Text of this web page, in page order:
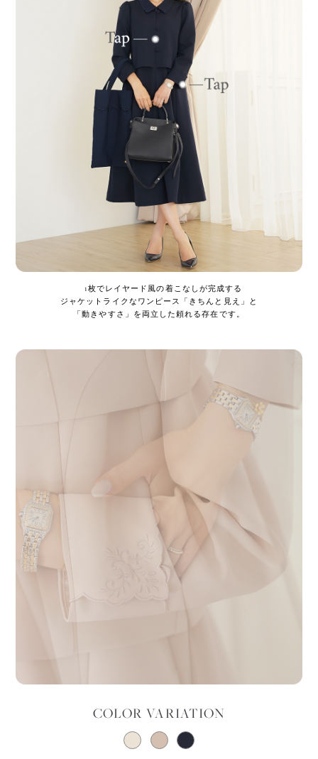
1枚でレイヤード風の着こなしが完成する
ジャケットライクなワンピース「きちんと見え」と
「動きやすさ」を両立した頼れる存在です。
COLOR VARIATION